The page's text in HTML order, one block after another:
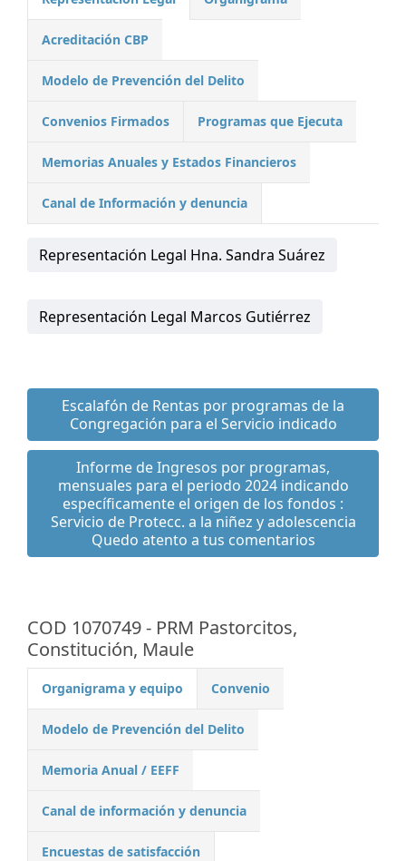
Acreditación CBP
Modelo de Prevención del Delito
Convenios Firmados Programas que Ejecuta
Memorias Anuales y Estados Financieros
Canal de Información y denuncia
Representación Legal Hna. Sandra Suárez
Representación Legal Marcos Gutiérrez
Escalafón de Rentas por programas de la
Congregación para el Servicio indicado
Informe de Ingresos por programas,
mensuales para el periodo 2024 indicando
específicamente el origen de los fondos :
Servicio de Protecc. a la niñez y adolescencia
Quedo atento a tus comentarios
COD 1070749 - PRM Pastorcitos,
Constitución, Maule
Organigrama y equipo Convenio
Modelo de Prevención del Delito
Memoria Anual / EEFF
Canal de información y denuncia
Encuestas de satisfacción